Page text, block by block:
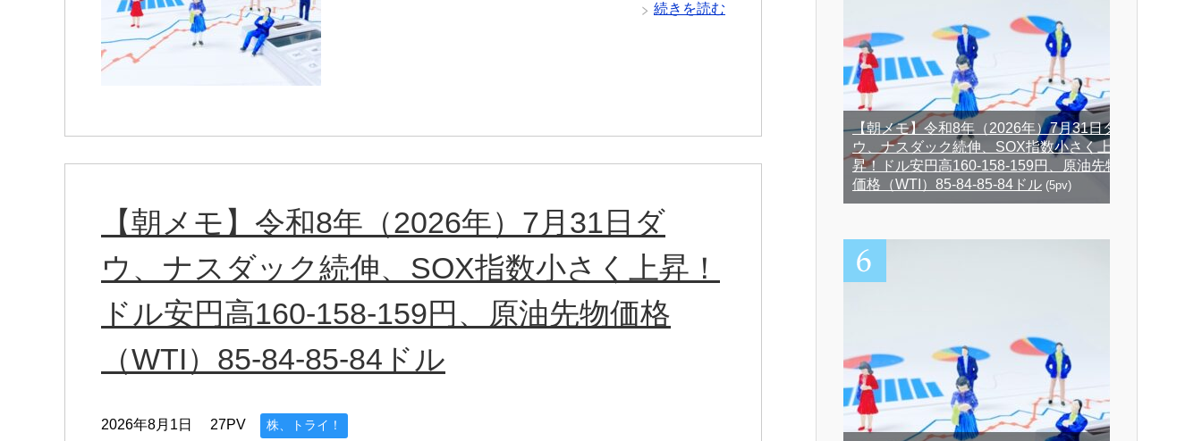
続きを読む
【朝メモ】令和8年（2026年）7月31日ダ
ウ、ナスダック続伸、SOX指数小さく上昇！
ドル安円高160-158-159円、原油先物価格
（WTI）85-84-85-84ドル
2026年8月1日 27PV 株、トライ！
【朝メモ】令和8年（2026年）7月31日ダ
ウ、ナスダック続伸、SOX指数小さく上
昇！ドル安円高160-158-159円、原油先物
価格（WTI）85-84-85-84ドル (5pv)